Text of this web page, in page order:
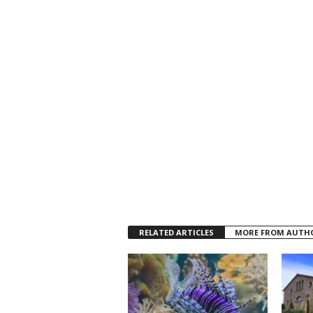
RELATED ARTICLES MORE FROM